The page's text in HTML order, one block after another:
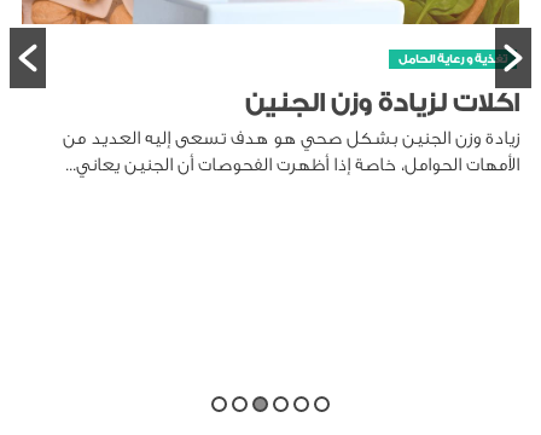
تغذية و رعاية الحامل
اكلات لزيادة وزن الجنين
زيادة وزن الجنين بشكل صحي هو هدف تسعى إليه العديد من
الأمهات الحوامل، خاصة إذا أظهرت الفحوصات أن الجنين يعاني...